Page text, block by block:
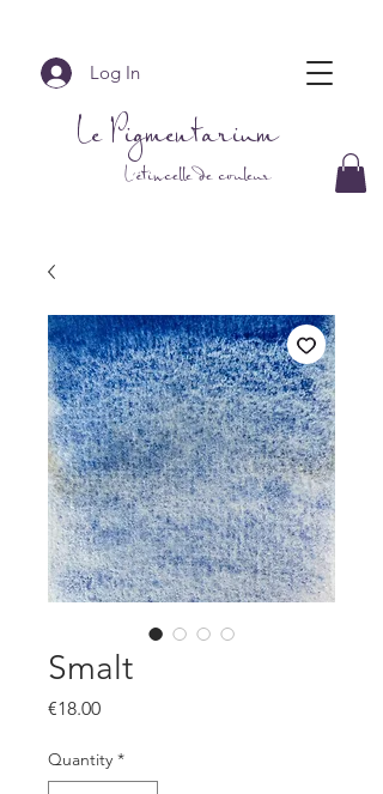
Log In
Le Pigmentarium
L'étincelle de couleur
Smalt
€18.00Price
Quantity *